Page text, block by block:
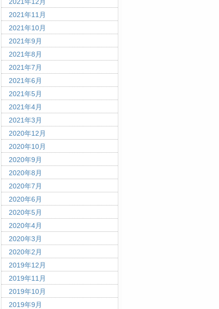
2021年11月
2021年10月
2021年9月
2021年8月
2021年7月
2021年6月
2021年5月
2021年4月
2021年3月
2020年12月
2020年10月
2020年9月
2020年8月
2020年7月
2020年6月
2020年5月
2020年4月
2020年3月
2020年2月
2019年12月
2019年11月
2019年10月
2019年9月